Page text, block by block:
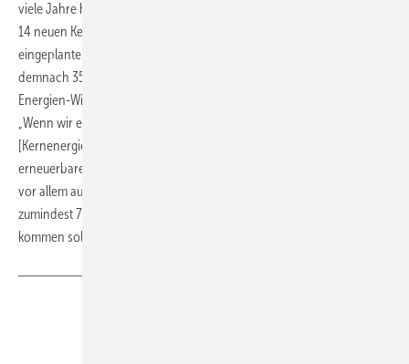
viele Jahre hinaus stärken soll. So sieht dieser Plan sogar den Bau von
14 neuen Kernkraftwerken vor – acht mehr als die sechs bisher fest
eingeplanten Kraftwerksbauten. Bis 2035 soll die Atomenergie
demnach 35 Prozent ausmachen. In den Kreisen der Erneuerbare-
Energien-Wirtschaft erzeugte sie Ärger mit der auslegbaren Aussage:
„Wenn wir erst einmal alle Grundlagen für die bestehenden Sektoren
[Kernenergie und andere] geschaffen haben, werden die
erneuerbaren Energien die letzte Meile bilden“. Das Programm zielt
vor allem auf den Erhalt der Energiesicherheit bis 2030, wobei
zumindest 75 Prozent des Stroms bis dahin aus der Kernenergie
kommen sollen.